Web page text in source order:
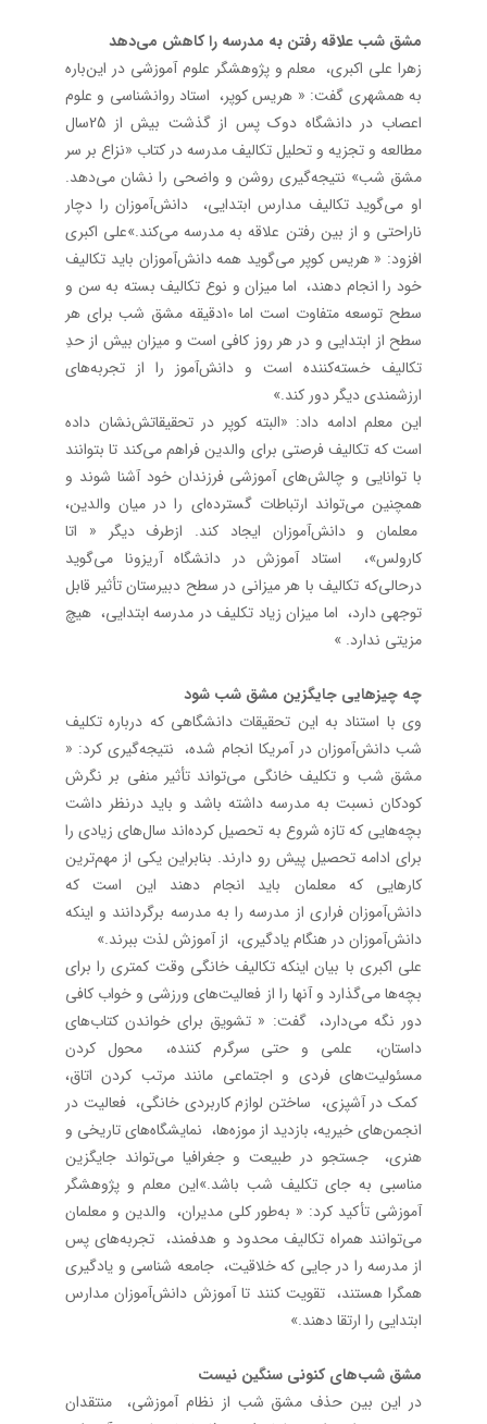
مشق شب علاقه رفتن به مدرسه را کاهش می‌دهد
زهرا علی اکبری، معلم و پژوهشگر علوم آموزشی در این‌باره
به همشهری گفت: « هریس کوپر، استاد روانشناسی و علوم
اعصاب در دانشگاه دوک پس از گذشت بیش از 25سال
مطالعه و تجزیه و تحلیل تکالیف مدرسه در کتاب «نزاع بر سر
مشق شب» نتیجه‌گیری روشن و واضحی را نشان می‌دهد.
او می‌گوید تکالیف مدارس ابتدایی، دانش‌آموزان را دچار
ناراحتی و از بین رفتن علاقه به مدرسه می‌کند.»علی اکبری
افزود: « هریس کوپر می‌گوید همه دانش‌آموزان باید تکالیف
خود را انجام دهند، اما میزان و نوع تکالیف بسته به سن و
سطح توسعه متفاوت است اما 10دقیقه مشق شب برای هر
سطح از ابتدایی و در هر روز کافی است و میزان بیش از حدِ
تکالیف خسته‌کننده است و دانش‌آموز را از تجربه‌های
ارزشمندی دیگر دور کند.»
این معلم ادامه داد: «البته کوپر در تحقیقاتش‌نشان داده
است که تکالیف فرصتی برای والدین فراهم می‌کند تا بتوانند
با توانایی و چالش‌های آموزشی فرزندان خود آشنا شوند و
همچنین می‌تواند ارتباطات گسترده‌ای را در میان والدین،
معلمان و دانش‌آموزان ایجاد کند. ازطرف دیگر « اتا
کارولس»، استاد آموزش در دانشگاه آریزونا می‌گوید
درحالی‌که تکالیف با هر میزانی در سطح دبیرستان تأثیر قابل
توجهی دارد، اما میزان زیاد تکلیف در مدرسه ابتدایی، هیچ
مزیتی ندارد. »
چه چیزهایی جایگزین مشق شب شود
وی با استناد به این تحقیقات دانشگاهی که درباره تکلیف
شب دانش‌آموزان در آمریکا انجام شده، نتیجه‌گیری کرد: «
مشق شب و تکلیف خانگی می‌تواند تأثیر منفی بر نگرش
کودکان نسبت به مدرسه داشته باشد و باید درنظر داشت
بچه‌هایی که تازه شروع به تحصیل کرده‌اند سال‌های زیادی را
برای ادامه تحصیل پیش رو دارند. بنابراین یکی از مهم‌ترین
کارهایی که معلمان باید انجام دهند این است که
دانش‌آموزان فراری از مدرسه را به مدرسه برگردانند و اینکه
دانش‌آموزان در هنگام یادگیری، از آموزش لذت ببرند.»
علی اکبری با بیان اینکه تکالیف خانگی وقت کمتری را برای
بچه‌ها می‌گذارد و آنها را از فعالیت‌های ورزشی و خواب کافی
دور نگه می‌دارد، گفت: « تشویق برای خواندن کتاب‌های
داستان، علمی و حتی سرگرم کننده، محول کردن
مسئولیت‌های فردی و اجتماعی مانند مرتب کردن اتاق،
کمک در آشپزی، ساختن لوازم کاربردی خانگی، فعالیت در
انجمن‌های خیریه، بازدید از موزه‌ها، نمایشگاه‌های تاریخی و
هنری، جستجو در طبیعت و جغرافیا می‌تواند جایگزین
مناسبی به جای تکلیف شب باشد.»این معلم و پژوهشگر
آموزشی تأکید کرد: « به‌طور کلی مدیران، والدین و معلمان
می‌توانند همراه تکالیف محدود و هدفمند، تجربه‌های پس
از مدرسه را در جایی که خلاقیت، جامعه شناسی و یادگیری
همگرا هستند، تقویت کنند تا آموزش دانش‌آموزان مدارس
ابتدایی را ارتقا دهند.»
مشق شب‌های کنونی سنگین نیست
در این بین حذف مشق شب از نظام آموزشی، منتقدان